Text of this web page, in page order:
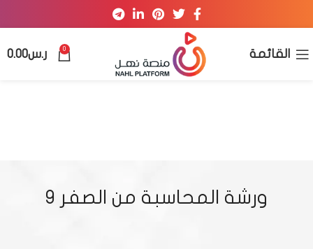
القائمة 0 ر.س0.00
ورشة المحاسبة من الصفر ٩